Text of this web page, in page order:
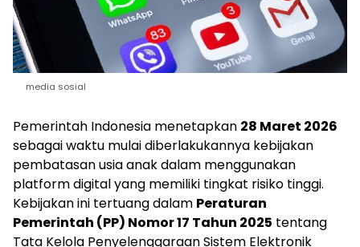
media sosial
Pemerintah Indonesia menetapkan 28 Maret 2026
sebagai waktu mulai diberlakukannya kebijakan
pembatasan usia anak dalam menggunakan
platform digital yang memiliki tingkat risiko tinggi.
Kebijakan ini tertuang dalam Peraturan
Pemerintah (PP) Nomor 17 Tahun 2025 tentang
Tata Kelola Penyelenggaraan Sistem Elektronik